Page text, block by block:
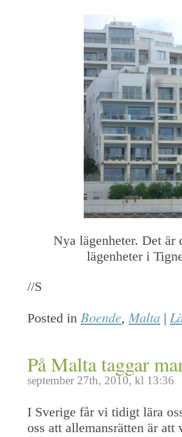
Nya lägenheter. Det är
lägenheter i
//S
Posted in Boende,Malta |
På Malta taggar
september 27th, 2010, kl 13:36
I Sverige får vi tidigt lära
oss att allemansrätten är